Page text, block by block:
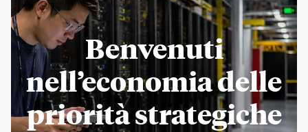
Benvenuti
nell’economia delle
priorità strategiche